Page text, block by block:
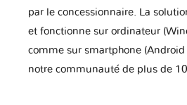
par le concessionnaire. La
et fonctionne sur ordinateur
comme sur smartphone (Android
notre communauté de plus de